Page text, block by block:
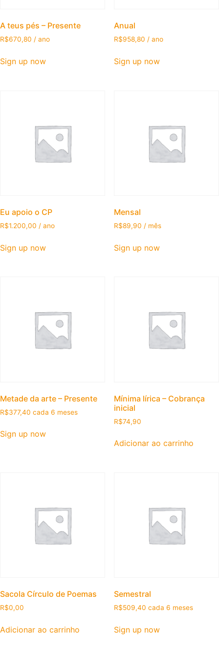
A teus pés – Presente
R$670,80 / ano
Sign up now
Anual
R$958,80 / ano
Sign up now
Eu apoio o CP
R$1.200,00 / ano
Sign up now
Mensal
R$89,90 / mês
Sign up now
Metade da arte – Presente
R$377,40 cada 6 meses
Sign up now
Mínima lírica – Cobrança
inicial
R$74,90
Adicionar ao carrinho
Sacola Círculo de Poemas
R$0,00
Adicionar ao carrinho
Semestral
R$509,40 cada 6 meses
Sign up now